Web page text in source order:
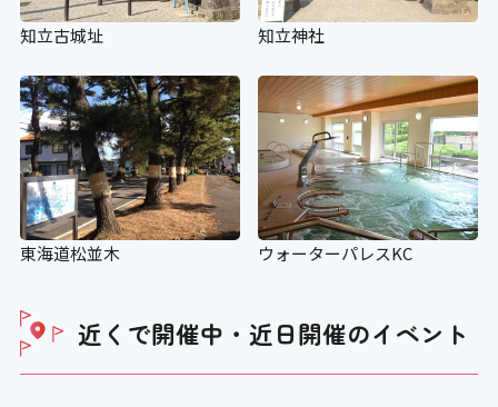
知立古城址 知立神社
東海道松並木 ウォーターパレスKC
近くで開催中・近日開催のイベント